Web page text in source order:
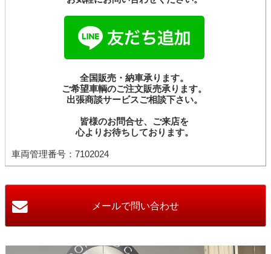
全国販売・納車承ります。
ご希望車輌のご注文販売承ります。
出張商談サービスご相談下さい。
皆様のお問合せ、ご来店を
心よりお待ちしております。
車両管理番号：7102024